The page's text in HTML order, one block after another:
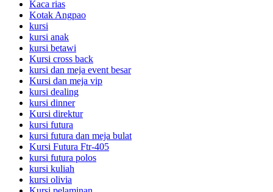
Kaca rias
Kotak Angpao
kursi
kursi anak
kursi betawi
Kursi cross back
kursi dan meja event besar
Kursi dan meja vip
kursi dealing
kursi dinner
Kursi direktur
kursi futura
kursi futura dan meja bulat
Kursi Futura Ftr-405
kursi futura polos
kursi kuliah
kursi olivia